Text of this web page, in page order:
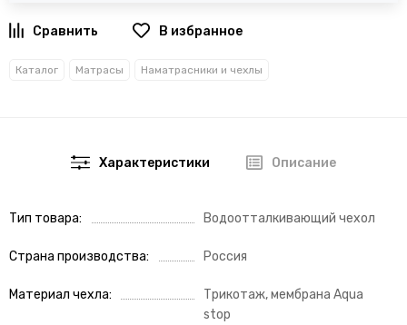
В избранное
Каталог Матрасы Наматрасники и чехлы
Характеристики Описание
Тип товара Водоотталкивающий чехол
Страна производства Россия
Материал чехла
Трикотаж, мембрана Aqua
stop